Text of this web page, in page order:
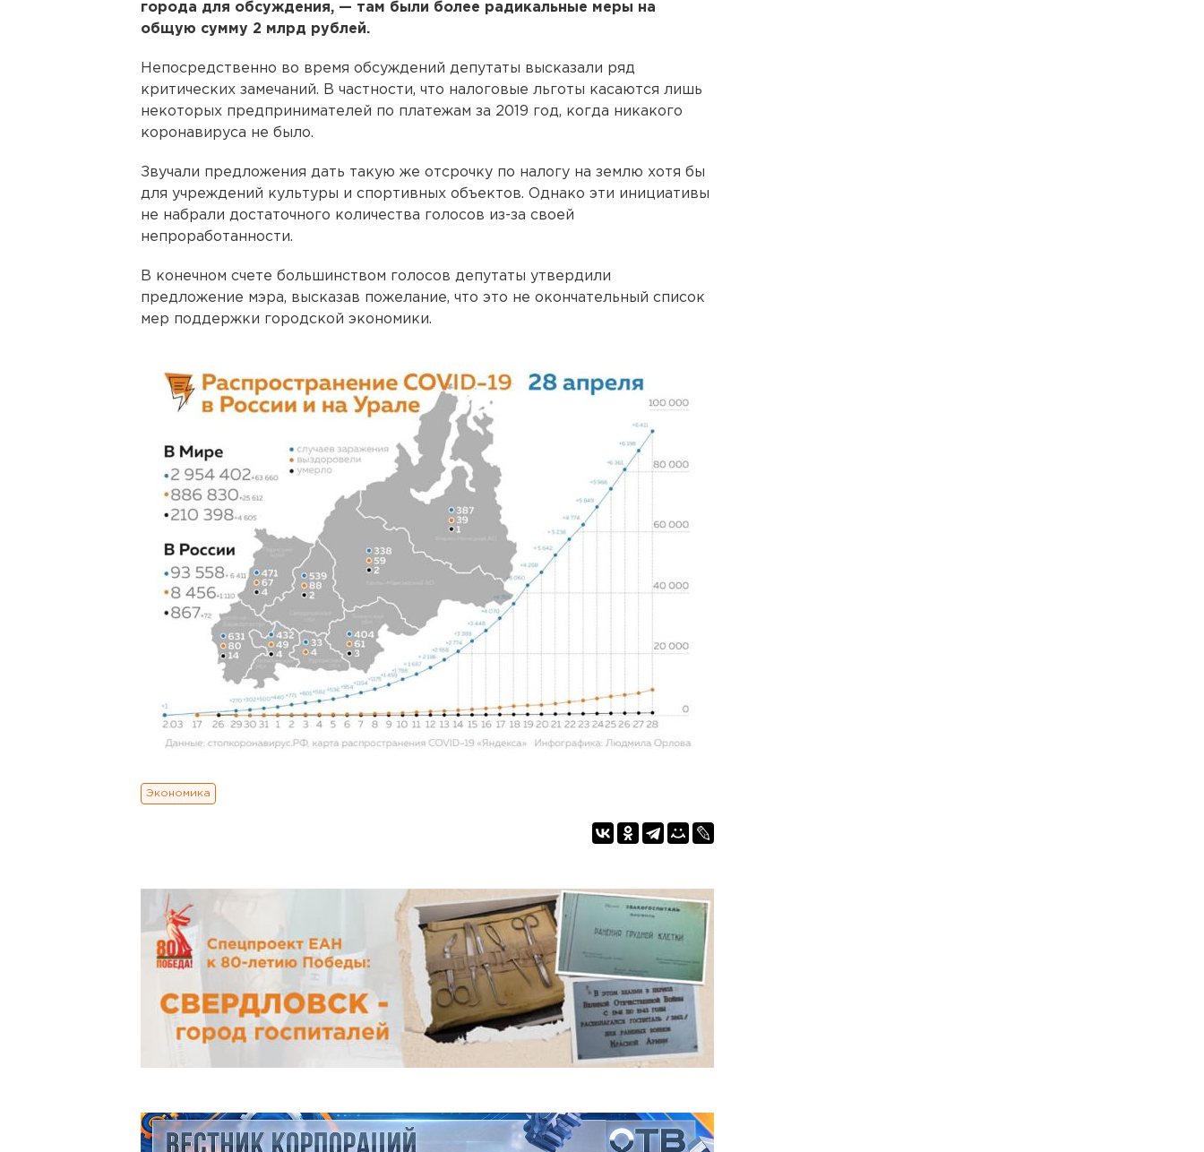
города для обсуждения, — там были более радикальные меры на
общую сумму 2 млрд рублей.
Непосредственно во время обсуждений депутаты высказали ряд
критических замечаний. В частности, что налоговые льготы касаются лишь
некоторых предпринимателей по платежам за 2019 год, когда никакого
коронавируса не было.
Звучали предложения дать такую же отсрочку по налогу на землю хотя бы
для учреждений культуры и спортивных объектов. Однако эти инициативы
не набрали достаточного количества голосов из-за своей
непроработанности.
В конечном счете большинством голосов депутаты утвердили
предложение мэра, высказав пожелание, что это не окончательный список
мер поддержки городской экономики.
Экономика